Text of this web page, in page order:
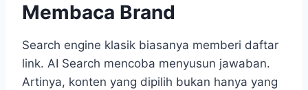
Membaca Brand
Search engine klasik biasanya memberi daftar
link. AI Search mencoba menyusun jawaban.
Artinya, konten yang dipilih bukan hanya yang